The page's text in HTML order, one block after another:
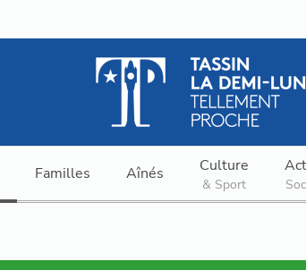
Familles Aînés Culture
& Sport